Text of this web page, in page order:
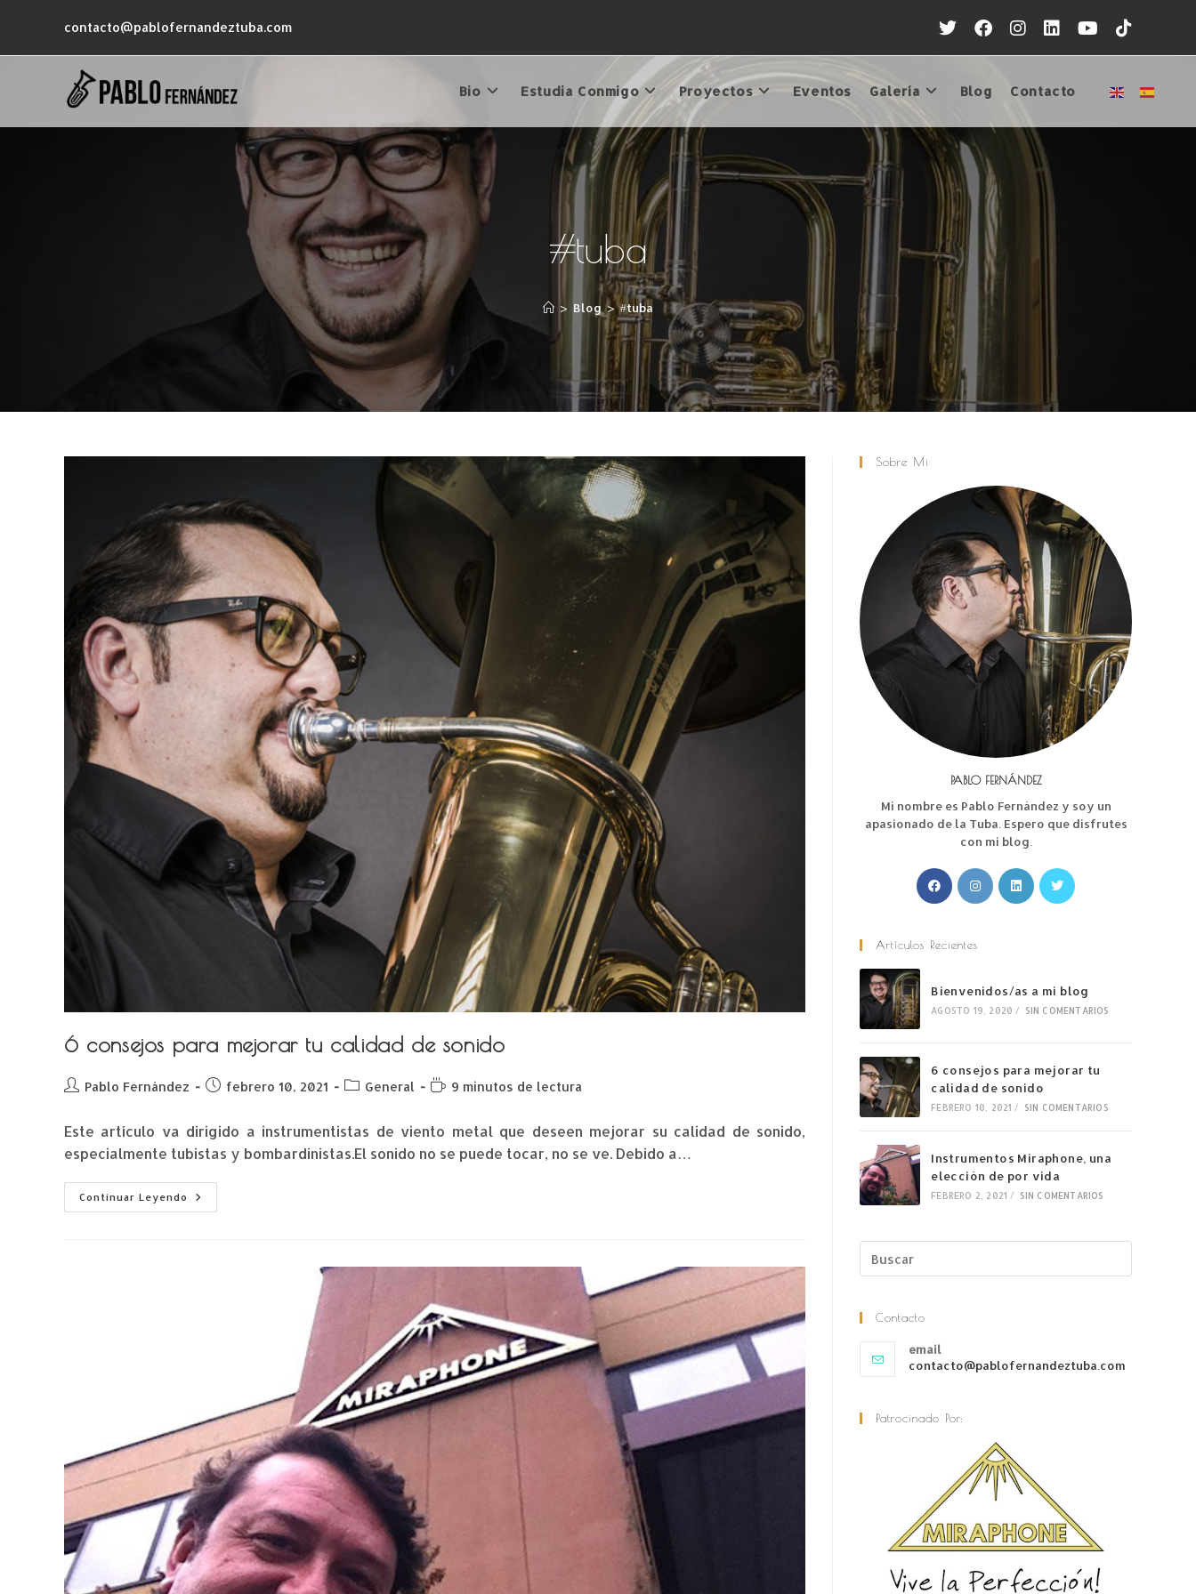
contacto@pablofernandeztuba.com
Bio Estudia Conmigo Proyectos Eventos Galería Blog Contacto
#tuba
> Blog > #tuba
6 consejos para mejorar tu calidad de sonido
Pablo Fernández febrero 10, 2021 General 9 minutos de lectura
Este artículo va dirigido a instrumentistas de viento metal que deseen mejorar su calidad de sonido,
especialmente tubistas y bombardinistas.El sonido no se puede tocar, no se ve. Debido a…
Continuar Leyendo
Sobre Mi
PABLO FERNÁNDEZ
Mi nombre es Pablo Fernández y soy un
apasionado de la Tuba. Espero que disfrutes
con mi blog.
Artículos Recientes
Bienvenidos/as a mi blog
AGOSTO 19, 2020 / SIN COMENTARIOS
6 consejos para mejorar tu
calidad de sonido
FEBRERO 10, 2021 / SIN COMENTARIOS
Instrumentos Miraphone, una
elección de por vida
FEBRERO 2, 2021 / SIN COMENTARIOS
Contacto
email
contacto@pablofernandeztuba.com
Patrocinado Por: